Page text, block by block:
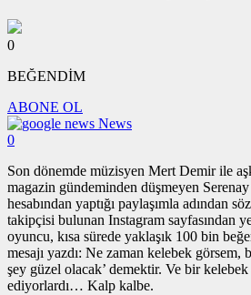
0
BEĞENDİM
ABONE OL
News
0
Son dönemde müzisyen Mert Demir ile
magazin gündeminden düşmeyen
hesabından yaptığı paylaşımla adından
takipçisi bulunan Instagram sayfasından
oyuncu, kısa sürede yaklaşık 100 bin
mesajı yazdı: Ne zaman kelebek görsem,
şey güzel olacak’ demektir. Ve bir
ediyorlardı… Kalp kalbe.